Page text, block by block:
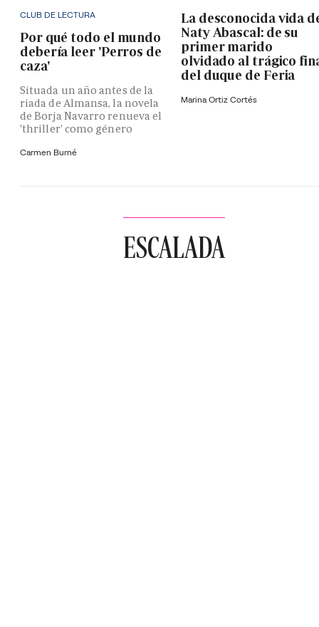
CLUB DE LECTURA
Por qué todo el mundo
debería leer 'Perros de
caza'
Situada un año antes de la
riada de Almansa, la novela
de Borja Navarro renueva el
'thriller' como género
Carmen Burné
La desconocida vida
Naty Abascal: de su
primer marido
olvidado al trágico
del duque de Feria
Marina Ortiz Cortés
ESCALADA